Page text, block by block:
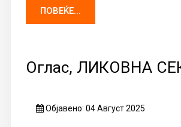
ПОВЕЌЕ...
Оглас, ЛИКОВНА
Објавено: 04 Август 2025